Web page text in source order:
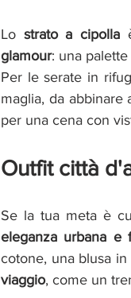
Lo strato a cipolla
glamour: una
Per le serate in
maglia, da abbinare
per una cena con
Outfit città
Se la tua meta è
eleganza urbana e
cotone, una blusa
viaggio, come un